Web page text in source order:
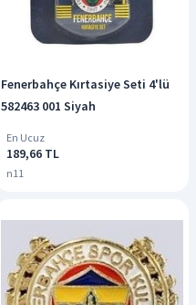
Fenerbahçe Kırtasiye Seti 4'lü
582463 001 Siyah
En Ucuz
189,66 TL
n11